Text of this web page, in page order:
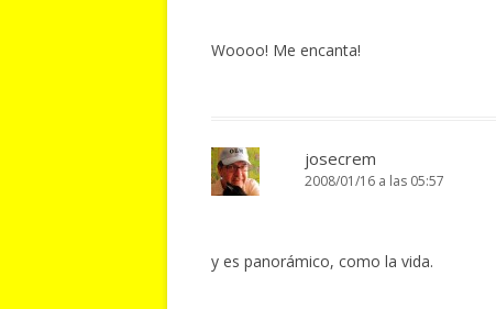
Woooo! Me encanta!
josecrem
2008/01/16 a las 05:57
y es panorámico, como la vida.